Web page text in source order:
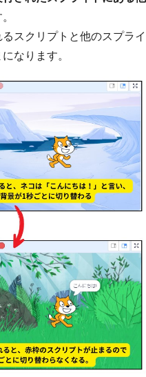
スクリプトと他のスプライ
なります。